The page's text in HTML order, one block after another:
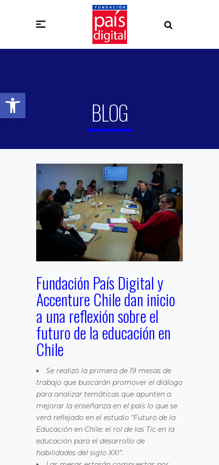
Abrir barra de herramientas
BLOG
Fundación País Digital y
Accenture Chile dan inicio
a una reflexión sobre el
futuro de la educación en
Chile
Se realizó la primera de 19 mesas de
trabajo que buscarán promover el diálogo
para analizar temáticas que apunten a
mejorar la enseñanza en el país lo que se
verá reflejado en el estudio “Futuro de la
Educación en Chile: el rol de las Tic en la
educación para el desarrollo de
habilidades del siglo XXI”.